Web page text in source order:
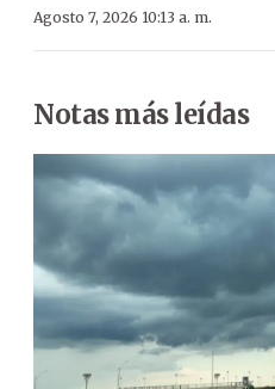
Agosto 7, 2026 10:13 a. m.
Notas más leídas